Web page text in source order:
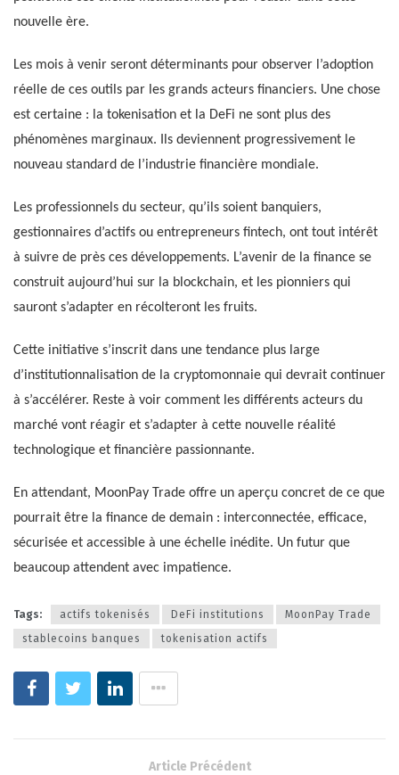
nouvelle ère.
Les mois à venir seront déterminants pour observer l’adoption
réelle de ces outils par les grands acteurs financiers. Une chose
est certaine : la tokenisation et la DeFi ne sont plus des
phénomènes marginaux. Ils deviennent progressivement le
nouveau standard de l’industrie financière mondiale.
Les professionnels du secteur, qu’ils soient banquiers,
gestionnaires d’actifs ou entrepreneurs fintech, ont tout intérêt
à suivre de près ces développements. L’avenir de la finance se
construit aujourd’hui sur la blockchain, et les pionniers qui
sauront s’adapter en récolteront les fruits.
Cette initiative s’inscrit dans une tendance plus large
d’institutionnalisation de la cryptomonnaie qui devrait continuer
à s’accélérer. Reste à voir comment les différents acteurs du
marché vont réagir et s’adapter à cette nouvelle réalité
technologique et financière passionnante.
En attendant, MoonPay Trade offre un aperçu concret de ce que
pourrait être la finance de demain : interconnectée, efficace,
sécurisée et accessible à une échelle inédite. Un futur que
beaucoup attendent avec impatience.
Tags: actifs tokenisés DeFi institutions
MoonPay Trade
stablecoins banques
tokenisation actifs
Article Précédent